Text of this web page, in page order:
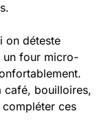
on déteste
un four micro-
café, bouilloires,
ces